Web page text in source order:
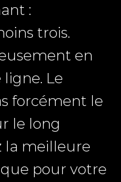
:
trois.
en
Le
forcément le
le long
la meilleure
pour votre